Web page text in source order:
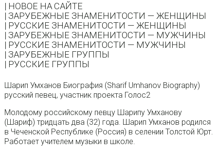
| НОВОЕ НА САЙТЕ
| ЗАРУБЕЖНЫЕ ЗНАМЕНИТОСТИ — ЖЕНЩИНЫ
| РУССКИЕ ЗНАМЕНИТОСТИ — ЖЕНЩИНЫ
| ЗАРУБЕЖНЫЕ ЗНАМЕНИТОСТИ — МУЖЧИНЫ
| РУССКИЕ ЗНАМЕНИТОСТИ — МУЖЧИНЫ
| ЗАРУБЕЖНЫЕ ГРУППЫ
| РУССКИЕ ГРУППЫ
Шарип Умханов Биография (Sharif Umhanov Biography)
русский певец, участник проекта Голос2
Молодому российскому певцу Шарипу Умханову
(Шариф) тридцать два (32) года. Шарип Умханов родился
в Чеченской Республике (Россия) в селении Толстой Юрт.
Работает учителем музыки в школе.